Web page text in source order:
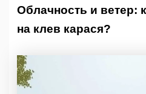
Облачность и ветер:
на клев карася?